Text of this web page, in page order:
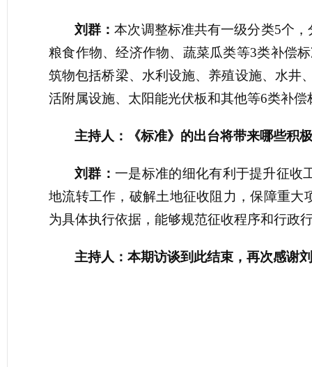
刘群：本次调整标准共有一级分类5个
粮食作物、经济作物、蔬菜瓜类等3类补偿
筑物包括桥梁、水利设施、养殖设施、水井
活附属设施、太阳能光伏板和其他等6类补
主持人：《标准》的出台将带来哪些积
刘群： 一是标准的细化有利于提升征收
地流转工作，破解土地征收阻力，保障重
为具体执行依据，能够规范征收程序和行政
主持人：本期访谈到此结束，再次感谢